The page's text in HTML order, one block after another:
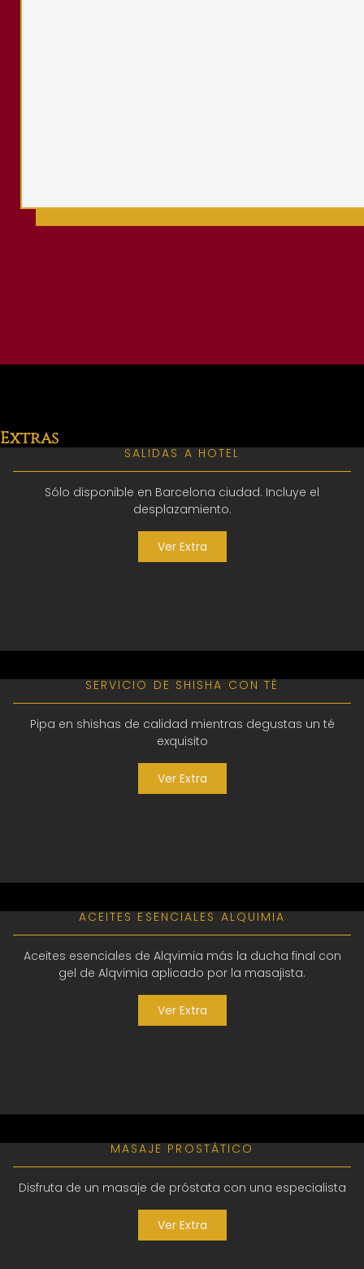
Extras
SALIDAS A HOTEL
Sólo disponible en Barcelona ciudad. Incluye el
desplazamiento.
Ver Extra
SERVICIO DE SHISHA CON TÉ
Pipa en shishas de calidad mientras degustas un té
exquisito
Ver Extra
ACEITES ESENCIALES ALQUIMIA
Aceites esenciales de Alqvimia más la ducha final con
gel de Alqvimia aplicado por la masajista.
Ver Extra
MASAJE PROSTÁTICO
Disfruta de un masaje de próstata con una especialista
Ver Extra